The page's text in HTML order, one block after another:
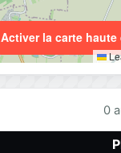
Activer la carte
0